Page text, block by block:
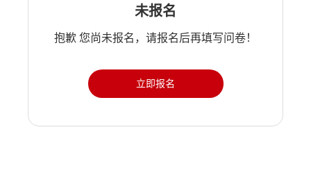
未报名
抱歉 您尚未报名，请报名后再填写问卷！
立即报名